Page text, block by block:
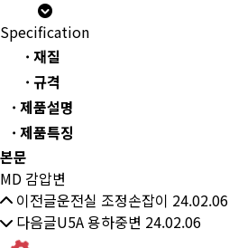
Specification
· 재질
· 규격
· 제품설명
· 제품특징
본문
MD 감압변
이전글운전실 조정손잡이 24.02.06
다음글U5A 용하중변 24.02.06